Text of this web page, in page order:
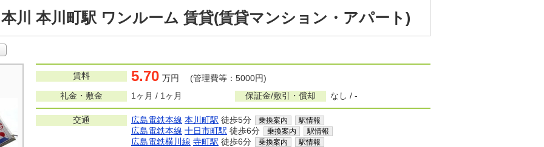
川 本川町駅 ワンルーム 賃貸(賃貸マンション・アパート)
賃料 5.70 万円 (管理費等：5000円)
礼金・敷金
1ヶ月 / 1ヶ月 保証金/敷引・償却 なし / -
交通 広島電鉄本線 本川町駅 徒歩5分 乗換案内 駅情報
広島電鉄本線 十日市町駅 徒歩6分 乗換案内 駅情報
広島電鉄横川線 寺町駅 徒歩6分 乗換案内 駅情報